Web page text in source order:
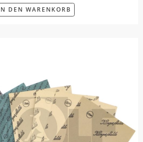
DEN WARENKORB